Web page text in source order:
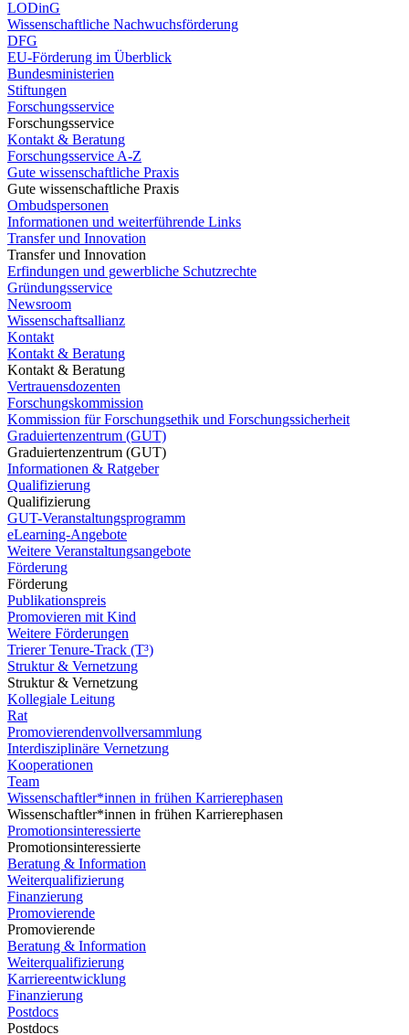
LODinG
Wissenschaftliche Nachwuchsförderung
DFG
EU-Förderung im Überblick
Bundesministerien
Stiftungen
Forschungsservice
Forschungsservice
Kontakt & Beratung
Forschungsservice A-Z
Gute wissenschaftliche Praxis
Gute wissenschaftliche Praxis
Ombudspersonen
Informationen und weiterführende Links
Transfer und Innovation
Transfer und Innovation
Erfindungen und gewerbliche Schutzrechte
Gründungsservice
Newsroom
Wissenschaftsallianz
Kontakt
Kontakt & Beratung
Kontakt & Beratung
Vertrauensdozenten
Forschungskommission
Kommission für Forschungsethik und Forschungssicherheit
Graduiertenzentrum (GUT)
Graduiertenzentrum (GUT)
Informationen & Ratgeber
Qualifizierung
Qualifizierung
GUT-Veranstaltungsprogramm
eLearning-Angebote
Weitere Veranstaltungsangebote
Förderung
Förderung
Publikationspreis
Promovieren mit Kind
Weitere Förderungen
Trierer Tenure-Track (T³)
Struktur & Vernetzung
Struktur & Vernetzung
Kollegiale Leitung
Rat
Promovierendenvollversammlung
Interdisziplinäre Vernetzung
Kooperationen
Team
Wissenschaftler*innen in frühen Karrierephasen
Wissenschaftler*innen in frühen Karrierephasen
Promotionsinteressierte
Promotionsinteressierte
Beratung & Information
Weiterqualifizierung
Finanzierung
Promovierende
Promovierende
Beratung & Information
Weiterqualifizierung
Karriereentwicklung
Finanzierung
Postdocs
Postdocs